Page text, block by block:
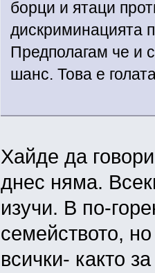
борци и ятаци
дискриминацията
Предполагам че и
шанс. Това е
Хайде да
днес няма.
изучи. В по-
семейството,
всички- както